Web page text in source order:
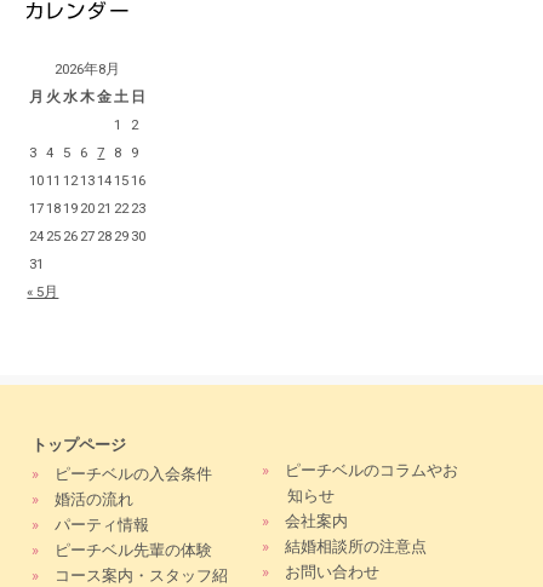
2026年8月
月 火 水木金土 日
1
2
3
4 5 6 7 8
9
1011 1213141516
171819 20 21 2223
24 25 26 27 28 29 30
31
« 5月
トップページ
»
ピーチベルの入会条件
»
婚活の流れ
»
パーティ情報
»
ピーチベル先輩の体験
»
コース案内・スタッフ紹
»
ピーチベルのコラムやお
知らせ
»
会社案内
»
結婚相談所の注意点
»
お問い合わせ